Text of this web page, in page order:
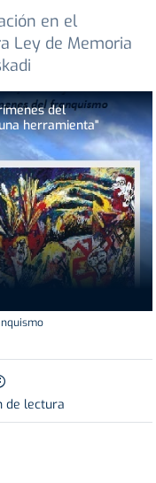
en el
Ley de Memoria
del
herramienta"
de lectura